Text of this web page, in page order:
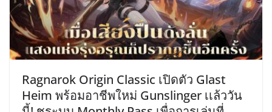
Ragnarok Origin Classic เปิดตัว Glast
Heim พร้อมอาชีพใหม่ Gunslinger เเล้ววัน